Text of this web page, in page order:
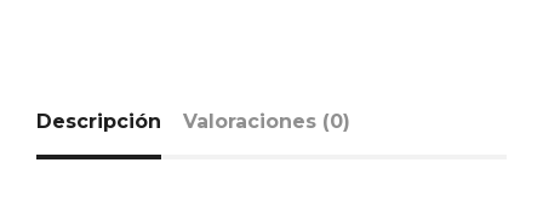
Descripción Valoraciones (0)